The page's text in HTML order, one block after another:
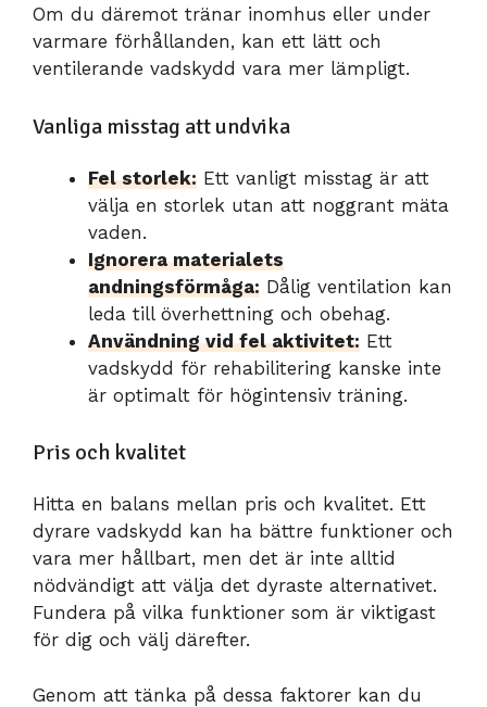
Om du däremot tränar inomhus eller under
varmare förhållanden, kan ett lätt och
ventilerande vadskydd vara mer lämpligt.
Vanliga misstag att undvika
Fel storlek: Ett vanligt misstag är att
välja en storlek utan att noggrant mäta
vaden.
Ignorera materialets
andningsförmåga: Dålig ventilation kan
leda till överhettning och obehag.
Användning vid fel aktivitet: Ett
vadskydd för rehabilitering kanske inte
är optimalt för högintensiv träning.
Pris och kvalitet
Hitta en balans mellan pris och kvalitet. Ett
dyrare vadskydd kan ha bättre funktioner och
vara mer hållbart, men det är inte alltid
nödvändigt att välja det dyraste alternativet.
Fundera på vilka funktioner som är viktigast
för dig och välj därefter.
Genom att tänka på dessa faktorer kan du